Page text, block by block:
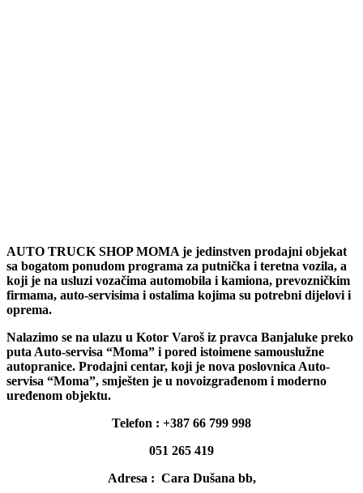
AUTO TRUCK SHOP MOMA je jedinstven prodajni objekat
sa bogatom ponudom programa za putnička i teretna vozila, a
koji je na usluzi vozačima automobila i kamiona, prevozničkim
firmama, auto-servisima i ostalima kojima su potrebni dijelovi i
oprema.
Nalazimo se na ulazu u Kotor Varoš iz pravca Banjaluke preko
puta Auto-servisa “Moma” i pored istoimene samouslužne
autopranice. Prodajni centar, koji je nova poslovnica Auto-
servisa “Moma”, smješten je u novoizgrađenom i moderno
uređenom objektu.
Telefon : +387 66 799 998
051 265 419
Adresa : Cara Dušana bb,